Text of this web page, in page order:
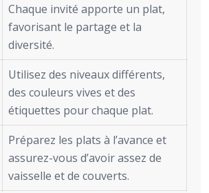
Chaque invité apporte un plat,
favorisant le partage et la
diversité.
Utilisez des niveaux différents,
des couleurs vives et des
étiquettes pour chaque plat.
Préparez les plats à l’avance et
assurez-vous d’avoir assez de
vaisselle et de couverts.